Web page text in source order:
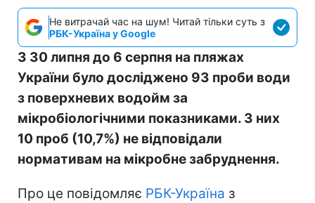
Не витрачай час на шум! Читай тільки суть з
РБК-Україна у Google
З 30 липня до 6 серпня на пляжах
України було досліджено 93 проби води
з поверхневих водойм за
мікробіологічними показниками. З них
10 проб (10,7%) не відповідали
нормативам на мікробне забруднення.
Про це повідомляє РБК-Україна з